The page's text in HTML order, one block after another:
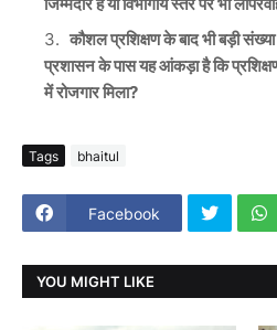
कौशल प्रशिक्षण के बाद भी बड़ी संख्या
प्रशासन के पास यह आंकड़ा है कि
में रोजगार मिला?
Tags bhaitul
Facebook
YOU MIGHT LIKE